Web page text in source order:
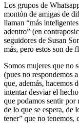
Los grupos de
montón de amigas de
llaman “más
adentro” (en
seguidores de Susan
más, pero estos son de
Somos mujeres que no
(pues no respondemos
que, además, hacemos
intentar desviar el
que podamos sentir por
de lo que se espera, de
tener” que no tenemos,